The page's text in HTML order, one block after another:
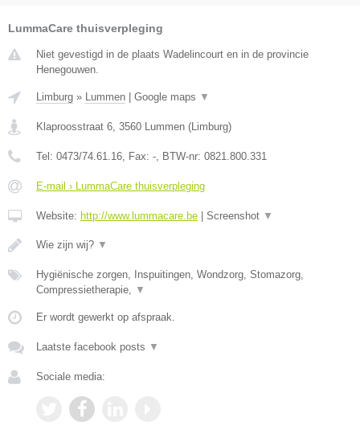
LummaCare thuisverpleging
Niet gevestigd in de plaats Wadelincourt en in de provincie
Henegouwen.
Limburg » Lummen Google maps ▼
Klaproosstraat 6, 3560 Lummen (Limburg)
Tel: 0473/74.61.16, Fax: -, BTW-nr: 0821.800.331
E-mail › LummaCare thuisverpleging
Website: http://www.lummacare.be Screenshot ▼
Wie zijn wij? ▼
Hygiënische zorgen, Inspuitingen, Wondzorg, Stomazorg,
Compressietherapie, ▼
Er wordt gewerkt op afspraak.
Laatste facebook posts ▼
Sociale media: